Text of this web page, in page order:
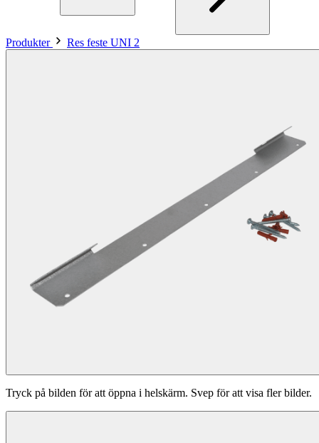
Produkter Res feste UNI 2
Tryck på bilden för att öppna i helskärm. Svep för att visa fler bilder.